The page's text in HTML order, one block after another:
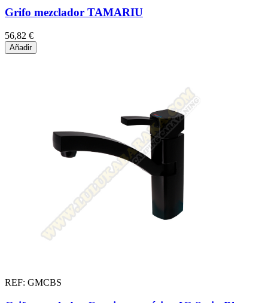
Grifo mezclador TAMARIU
56,82 €
Añadir
REF: GMCBS